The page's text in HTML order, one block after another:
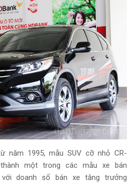
năm 1995, mẫu SUV cỡ nhỏ CR-
một trong các mẫu xe bán
doanh số bán xe tăng trưởng